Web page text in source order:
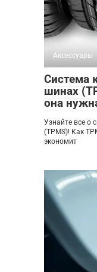
Аксессуары
Система
шинах
она
Узнайте все о
(TPMS)! Как
экономит